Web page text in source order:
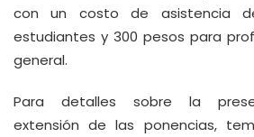
con un costo de asistencia
estudiantes y 300 pesos para
general.
Para detalles sobre la
extensión de las ponencias,